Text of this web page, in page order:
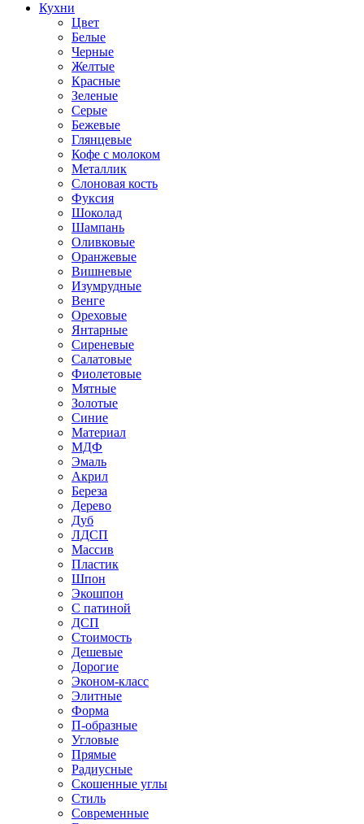
Кухни
Цвет
Белые
Черные
Желтые
Красные
Зеленые
Серые
Бежевые
Глянцевые
Кофе с молоком
Металлик
Слоновая кость
Фуксия
Шоколад
Шампань
Оливковые
Оранжевые
Вишневые
Изумрудные
Венге
Ореховые
Янтарные
Сиреневые
Салатовые
Фиолетовые
Мятные
Золотые
Синие
Материал
МДФ
Эмаль
Акрил
Береза
Дерево
Дуб
ЛДСП
Массив
Пластик
Шпон
Экошпон
С патиной
ДСП
Стоимость
Дешевые
Дорогие
Эконом-класс
Элитные
Форма
П-образные
Угловые
Прямые
Радиусные
Скошенные углы
Стиль
Современные